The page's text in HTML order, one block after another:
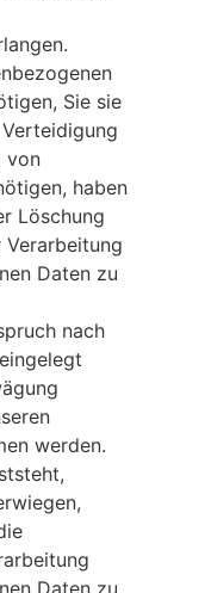
Sie sie
von
haben
Löschung
Verarbeitung
Daten zu
nach
werden.
Daten zu